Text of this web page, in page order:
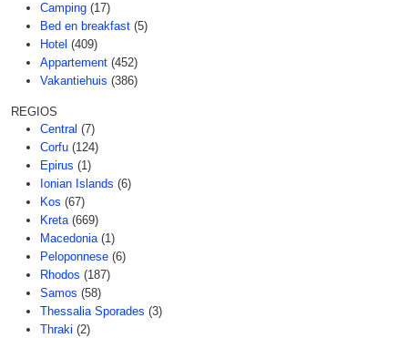
Camping (17)
Bed en breakfast (5)
Hotel (409)
Appartement (452)
Vakantiehuis (386)
REGIOS
Central (7)
Corfu (124)
Epirus (1)
Ionian Islands (6)
Kos (67)
Kreta (669)
Macedonia (1)
Peloponnese (6)
Rhodos (187)
Samos (58)
Thessalia Sporades (3)
Thraki (2)